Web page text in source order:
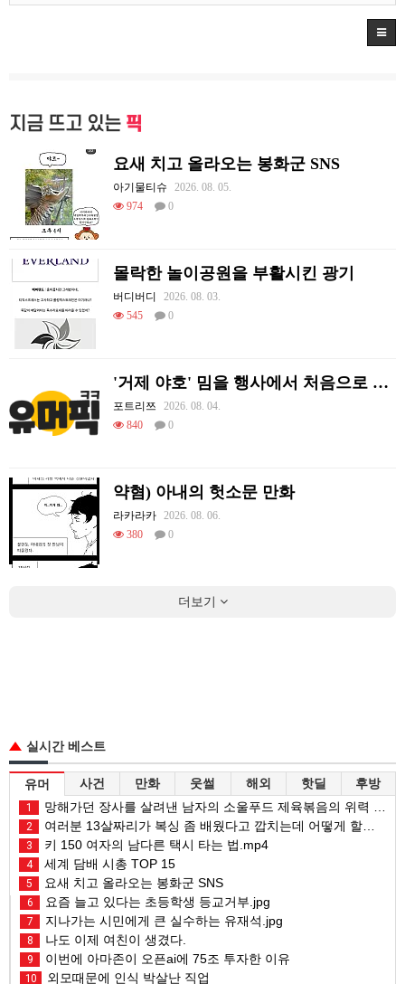
지금 뜨고 있는 픽
요새 치고 올라오는 봉화군 SNS
아기물티슈
2026. 08. 05.
974
0
몰락한 놀이공원을 부활시킨 광기
버디버디
2026. 08. 03.
545
0
'거제 야호' 밈을 행사에서 처음으로 체감하는 리센느
포트리쯔
2026. 08. 04.
840
0
약혐) 아내의 헛소문 만화
라카라카 2026. 08. 06.
380
0
더보기
실시간 베스트
유머 사건 만화 웃썰 해외 핫딜 후방
1 망해가던 장사를 살려낸 남자의 소울푸드 제육볶음의 위력 ㅋㅋ
2 여러분 13살짜리가 복싱 좀 배웠다고 깝치는데 어떻게 할까요?
3 키 150 여자의 남다른 택시 타는 법.mp4
4 세계 담배 시총 TOP 15
5 요새 치고 올라오는 봉화군 SNS
6 요즘 늘고 있다는 초등학생 등교거부.jpg
7 지나가는 시민에게 큰 실수하는 유재석.jpg
8 나도 이제 여친이 생겼다.
9 이번에 아마존이 오픈ai에 75조 투자한 이유
10 외모때문에 인식 박살난 직업